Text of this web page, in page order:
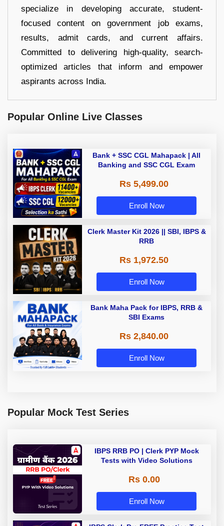
specialize in developing accurate, student-
focused content on government job exams,
results, admit cards, and current affairs.
Committed to delivering high-quality, search-
optimized articles that inform and empower
aspirants across India.
Popular Online Live Classes
Bank + SSC CGL Mahapack | All
Banking and SSC CGL Exam
Rs 5,499.00
Enroll Now
Clerk Master Kit 2026 || SBI, IBPS &
RRB
Rs 1,972.50
Enroll Now
Bank Maha Pack for IBPS, RRB &
SBI Exams
Rs 2,840.00
Enroll Now
Popular Mock Test Series
IBPS RRB PO | Clerk PYP Mock
Tests with Video Solutions
Rs 0.00
Enroll Now